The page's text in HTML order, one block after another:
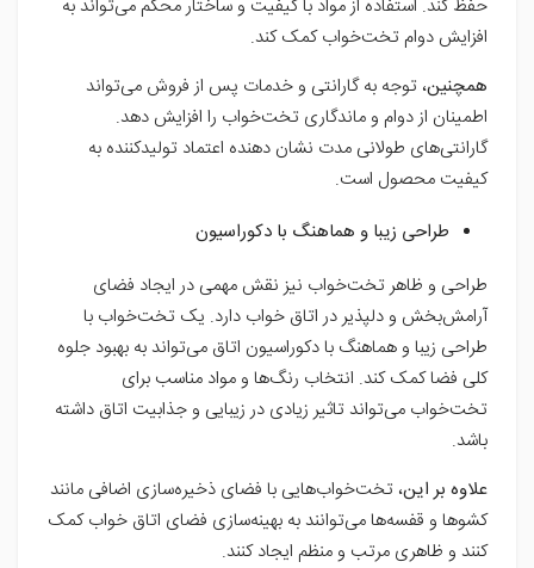
حفظ کند. استفاده از مواد با کیفیت و ساختار محکم می‌تواند به
افزایش دوام تخت‌خواب کمک کند.
همچنین، توجه به گارانتی و خدمات پس از فروش می‌تواند
اطمینان از دوام و ماندگاری تخت‌خواب را افزایش دهد.
گارانتی‌های طولانی مدت نشان دهنده اعتماد تولیدکننده به
کیفیت محصول است.
طراحی زیبا و هماهنگ با دکوراسیون
طراحی و ظاهر تخت‌خواب نیز نقش مهمی در ایجاد فضای
آرامش‌بخش و دلپذیر در اتاق خواب دارد. یک تخت‌خواب با
طراحی زیبا و هماهنگ با دکوراسیون اتاق می‌تواند به بهبود جلوه
کلی فضا کمک کند. انتخاب رنگ‌ها و مواد مناسب برای
تخت‌خواب می‌تواند تاثیر زیادی در زیبایی و جذابیت اتاق داشته
باشد.
علاوه بر این، تخت‌خواب‌هایی با فضای ذخیره‌سازی اضافی مانند
کشوها و قفسه‌ها می‌توانند به بهینه‌سازی فضای اتاق خواب کمک
کنند و ظاهری مرتب و منظم ایجاد کنند.